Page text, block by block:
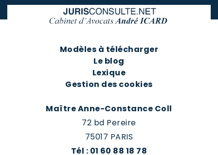
Modèles à télécharger
Le blog
Lexique
Gestion des cookies
Maître Anne-Constance Coll
72 bd Pereire
75017 PARIS
Tél : 01 60 88 18 78